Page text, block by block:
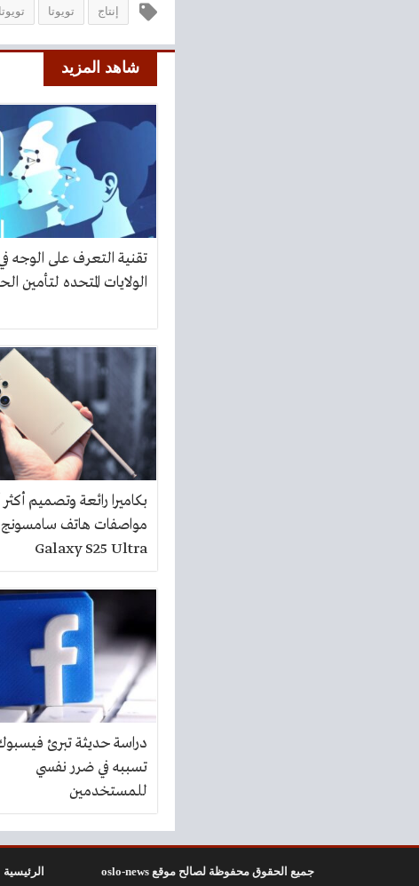
إنتاج تويوتا
شاهد المزيد
تقنية التعرف على الوجه
الولايات المتحده لتأمين
بكاميرا رائعة وتصميم أكثر
مواصفات هاتف سامسونج
Galaxy S25 Ultra
دراسة حديثة تبرئ
تسببه في ضرر نفسي
للمستخدمين
الرئيسية جميع الحقوق محفوظة لصالح موقع oslo-news